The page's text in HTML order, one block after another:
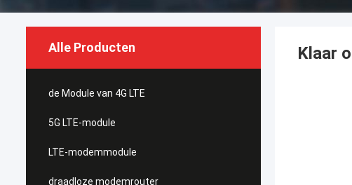
Alle Producten
de Module van 4G LTE
5G LTE-module
LTE-modemmodule
draadloze modemrouter
Klaar